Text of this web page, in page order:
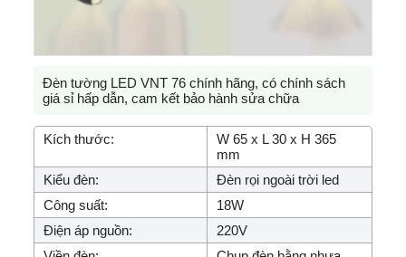
Đèn tường LED VNT 76 chính hãng, có chính sách
giá sỉ hấp dẫn, cam kết bảo hành sửa chữa
Kích thước:
W 65 x L 30 x H 365
mm
Kiểu đèn:
Đèn rọi ngoài trời led
Công suất:
18W
Điện áp nguồn:
220V